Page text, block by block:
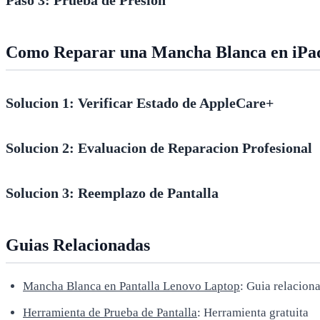
Como Reparar una Mancha Blanca en
Solucion 1: Verificar Estado de AppleCare+
Solucion 2: Evaluacion de Reparacion Profesional
Solucion 3: Reemplazo de Pantalla
Guias Relacionadas
Mancha Blanca en Pantalla Lenovo Laptop: Guia
Herramienta de Prueba de Pantalla: Herramienta gratuita